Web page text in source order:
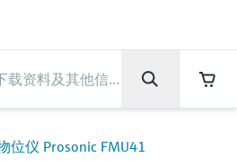
仪 services
团职业生
位仪 Prosonic FMU41